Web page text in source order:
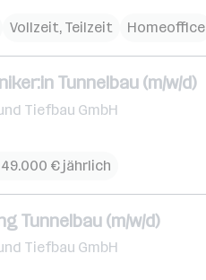
Vollzeit, Teilzeit Homeoffice
Tunnelbau (m/w/d)
Tiefbau GmbH
49.000 € jährlich
Tunnelbau (m/w/d)
Tiefbau GmbH